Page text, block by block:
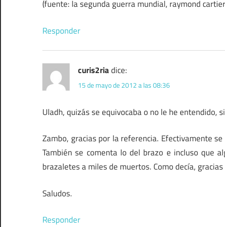
(fuente: la segunda guerra mundial, raymond
Responder
curis2riadice:
15 de mayo de 2012 a las 08:36
Uladh, quizás se equivocaba o no le he entendido,
Zambo, gracias por la referencia. Efectivamente
También se comenta lo del brazo e incluso que
brazaletes a miles de muertos. Como decía,
Saludos.
Responder